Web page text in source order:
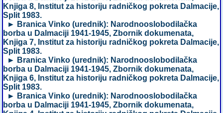
Knjiga 8, Institut za historiju radničkog pokreta Dalmacije,
Split 1983.
► Branica Vinko (urednik): Narodnooslobodilačka
borba u Dalmaciji 1941-1945, Zbornik dokumenata,
Knjiga 7, Institut za historiju radničkog pokreta Dalmacije,
Split 1983.
► Branica Vinko (urednik): Narodnooslobodilačka
borba u Dalmaciji 1941-1945, Zbornik dokumenata,
Knjiga 6, Institut za historiju radničkog pokreta Dalmacije,
Split 1983.
► Branica Vinko (urednik): Narodnooslobodilačka
borba u Dalmaciji 1941-1945, Zbornik dokumenata,